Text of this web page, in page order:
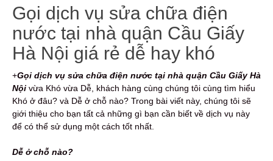
Gọi dịch vụ sửa chữa điện
nước tại nhà quận Cầu Giấy
Hà Nội giá rẻ dễ hay khó
+Gọi dịch vụ sửa chữa điện nước tại nhà quận Cầu Giấy Hà
Nội vừa Khó vừa Dễ, khách hàng cùng chúng tôi cùng tìm hiểu
Khó ở đâu? và Dễ ở chỗ nào? Trong bài viết này, chúng tôi sẽ
giới thiệu cho bạn tất cả những gì bạn cần biết về dịch vụ này
để có thể sử dụng một cách tốt nhất.
Dễ ở chỗ nào?